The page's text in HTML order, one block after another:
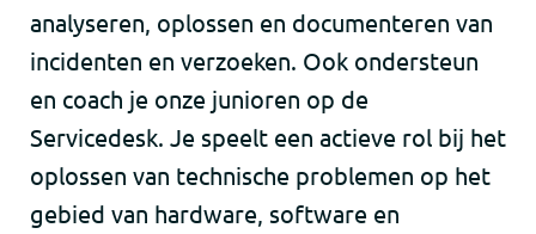
analyseren, oplossen en documenteren van
incidenten en verzoeken. Ook ondersteun
en coach je onze junioren op de
Servicedesk. Je speelt een actieve rol bij het
oplossen van technische problemen op het
gebied van hardware, software en